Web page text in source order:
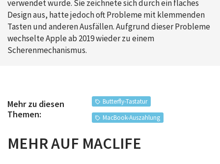
verwendet wurde. Sie zeichnete sich durch ein flaches
Design aus, hatte jedoch oft Probleme mit klemmenden
Tasten und anderen Ausfällen. Aufgrund dieser Probleme
wechselte Apple ab 2019 wieder zu einem
Scherenmechanismus.
Mehr zu diesen
Themen:
Butterfly-Tastatur
MacBook-Auszahlung
MEHR AUF MACLIFE